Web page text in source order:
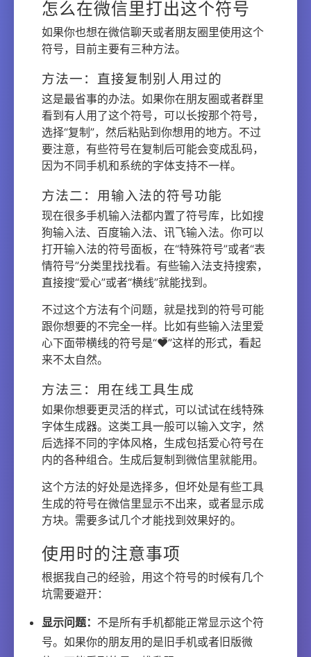
怎么在微信里打出这个符号
如果你也想在微信聊天或者朋友圈里使用这个
符号，目前主要有三种方法。
方法一：直接复制别人用过的
这是最省事的办法。如果你在朋友圈或者群里
看到有人用了这个符号，可以长按那个符号，
选择“复制”，然后粘贴到你想用的地方。不过
要注意，有些符号在复制后可能会变成乱码，
因为不同手机和系统的字体支持不一样。
方法二：用输入法的符号功能
现在很多手机输入法都内置了符号库，比如搜
狗输入法、百度输入法、讯飞输入法。你可以
打开输入法的符号面板，在“特殊符号”或者“表
情符号”分类里找找看。有些输入法支持搜索，
直接搜“爱心”或者“横线”就能找到。
不过这个方法有个问题，就是找到的符号可能
跟你想要的不完全一样。比如有些输入法里爱
心下面带横线的符号是“♥̅”这样的形式，看起
来不太自然。
方法三：用在线工具生成
如果你想要更灵活的样式，可以试试在线特殊
字体生成器。这类工具一般可以输入文字，然
后选择不同的字体风格，生成包括爱心符号在
内的各种组合。生成后复制到微信里就能用。
这个方法的好处是选择多，但坏处是有些工具
生成的符号在微信里显示不出来，或者显示成
方块。需要多试几个才能找到效果好的。
使用时的注意事项
根据我自己的经验，用这个符号的时候有几个
坑需要避开：
显示问题： 不是所有手机都能正常显示这个符
号。如果你的朋友用的是旧手机或者旧版微